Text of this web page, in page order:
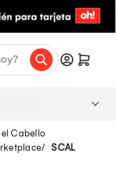
Cabello
SCAL